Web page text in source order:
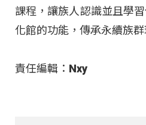
課程，讓族人認識並且學
化館的功能，傳承永續族群
責任編輯：Nxy